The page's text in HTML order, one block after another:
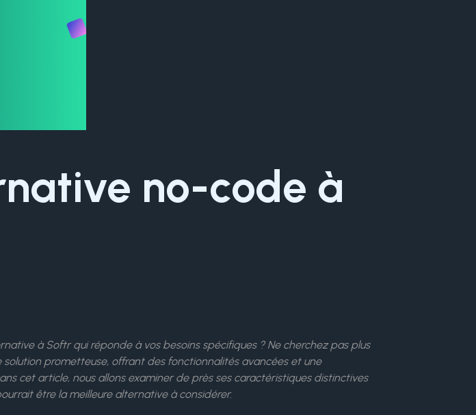
no-code à
à Softr qui réponde à vos besoins spécifiques ? Ne cherchez pas plus
solution prometteuse, offrant des fonctionnalités avancées et une
cet article, nous allons examiner de près ses caractéristiques distinctives
être la meilleure alternative à considérer.